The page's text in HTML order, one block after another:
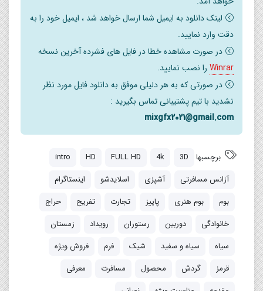
برای مطابقت با خدمات خود انتخاب کنید:
از بین ۱۹ رسانه اجتماعی و نمادهای تماس در قسمت انتهایی ،
انتخاب کنید:
رنگ ها قابل تنظیم هستند تا با رنگ لوگوی شما مطابقت
داشته باشد.
آموزش ویدئویی با صداگذاری راهنما و راهنمای کوتاه نوشته
After Effects CS5 و نسخه های جدیدتر CC سازگار است •
نیازی به افزونه نیست.
موسیقی گنجانده نشده است.
لینک دانلود به ایمیل شما ارسال خواهد شد ، ایمیل خود را به
دقت وارد نمایید.
در صورت مشاهده خطا در فایل های فشرده آخرین نسخه
Winrar را نصب نمایید.
در صورتی که به هر دلیلی موفق به دانلود فایل مورد نظر
نشدید با تیم پشتیبانی تماس بگیرید :
mixgfx2021@gmail.com
برچسبها 3D
4k
FULL HD
HD
intro
آزانس مسافرتی
آشپزی اسلایدشو
اینستاگرام
بوم
بوم هنری پاییز تجارت تفریح
حراج
خانوادگی
دوربین رستوران رویداد
زمستان
سیاه
سیاه و سفید شیک فرم
فروش ویژه
قرمز
گردش محصول مسافرت
معرفی